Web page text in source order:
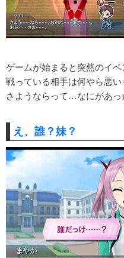
ゲームが始まると突然のイベ
戦っている相手は何やら悪い
さようならって…なにがあっ
え、誰？妹？